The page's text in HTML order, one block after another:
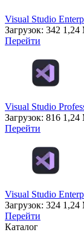
Visual Studio
Загрузок: 342 1,24
Перейти
Visual Studio
Загрузок: 816 1,24
Перейти
Visual Studio
Загрузок: 324 1,24
Перейти
Каталог